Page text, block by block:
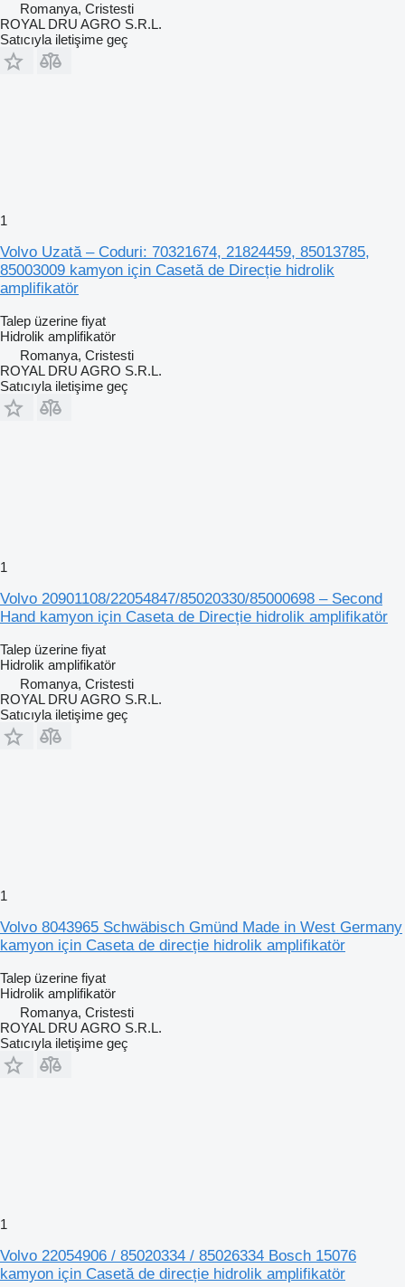
Romanya, Cristesti
ROYAL DRU AGRO S.R.L.
Satıcıyla iletişime geç
1
Volvo Uzată – Coduri: 70321674, 21824459, 85013785,
85003009 kamyon için Casetă de Direcție hidrolik
amplifikatör
Talep üzerine fiyat
Hidrolik amplifikatör
Romanya, Cristesti
ROYAL DRU AGRO S.R.L.
Satıcıyla iletişime geç
1
Volvo 20901108/22054847/85020330/85000698 – Second
Hand kamyon için Caseta de Direcție hidrolik amplifikatör
Talep üzerine fiyat
Hidrolik amplifikatör
Romanya, Cristesti
ROYAL DRU AGRO S.R.L.
Satıcıyla iletişime geç
1
Volvo 8043965 Schwäbisch Gmünd Made in West Germany
kamyon için Caseta de direcție hidrolik amplifikatör
Talep üzerine fiyat
Hidrolik amplifikatör
Romanya, Cristesti
ROYAL DRU AGRO S.R.L.
Satıcıyla iletişime geç
1
Volvo 22054906 / 85020334 / 85026334 Bosch 15076
kamyon için Casetă de direcție hidrolik amplifikatör